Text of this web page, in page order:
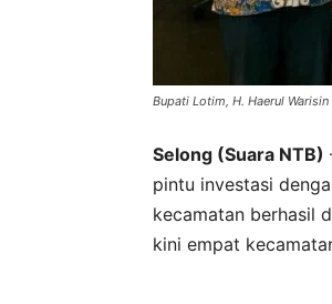
Bupati Lotim, H. Haerul
Selong (Suara NTB)
pintu investasi
kecamatan berhasil
kini empat